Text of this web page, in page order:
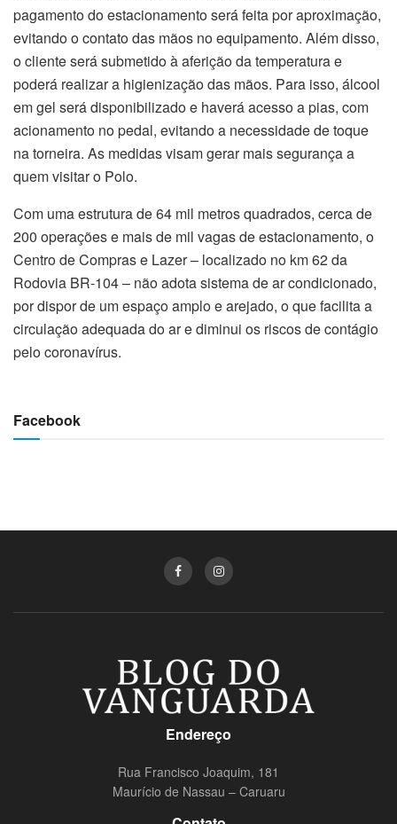
pagamento do estacionamento será feita por aproximação,
evitando o contato das mãos no equipamento. Além disso,
o cliente será submetido à aferição da temperatura e
poderá realizar a higienização das mãos. Para isso, álcool
em gel será disponibilizado e haverá acesso a pias, com
acionamento no pedal, evitando a necessidade de toque
na torneira. As medidas visam gerar mais segurança a
quem visitar o Polo.
Com uma estrutura de 64 mil metros quadrados, cerca de
200 operações e mais de mil vagas de estacionamento, o
Centro de Compras e Lazer – localizado no km 62 da
Rodovia BR-104 – não adota sistema de ar condicionado,
por dispor de um espaço amplo e arejado, o que facilita a
circulação adequada do ar e diminui os riscos de contágio
pelo coronavírus.
Facebook
Endereço
Rua Francisco Joaquim, 181
Maurício de Nassau – Caruaru